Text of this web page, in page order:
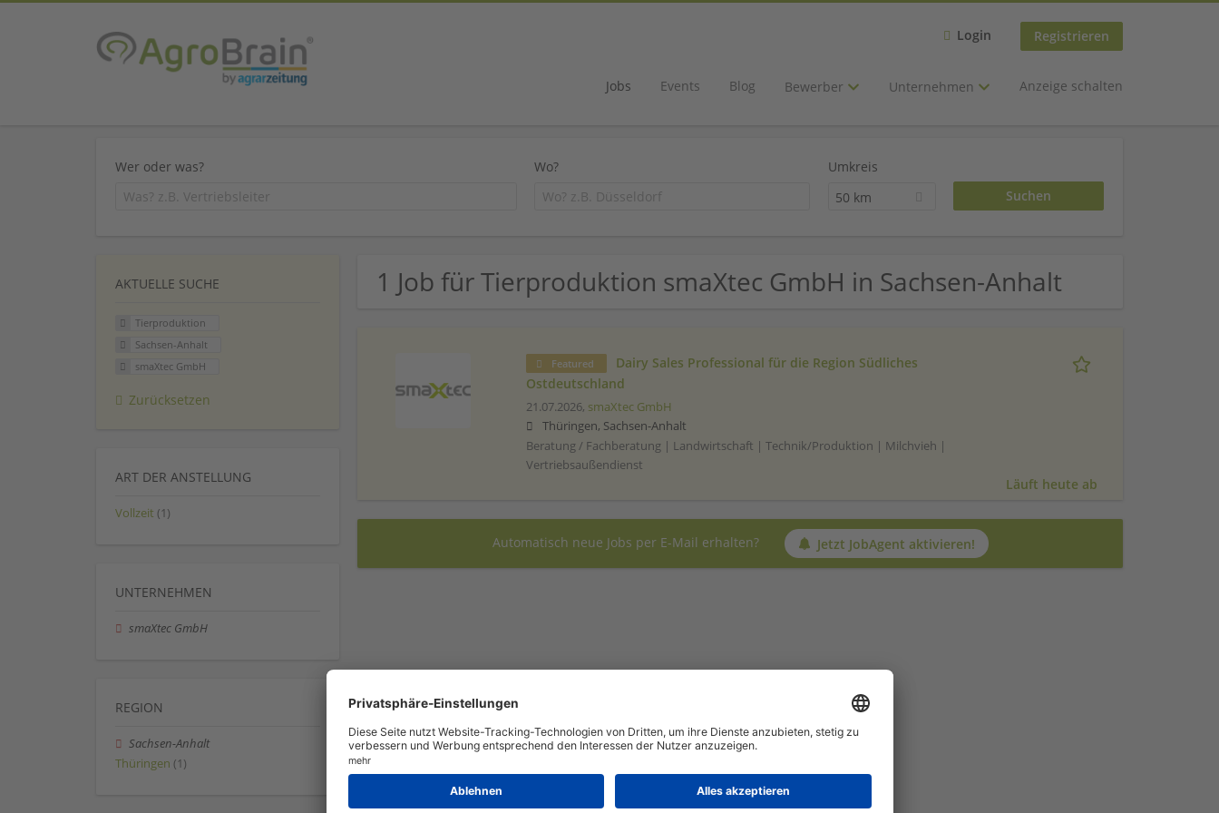
Login Registrieren
Jobs Events Blog Bewerber Unternehmen Anzeige schalten
Wer oder was? Wo?
Umkreis
50 km
1 Job für Tierproduktion smaXtec GmbH in Sachsen-Anhalt
Featured
Dairy Sales Professional für die Region Südliches
Ostdeutschland
21.07.2026, smaXtec GmbH
Thüringen, Sachsen-Anhalt
Beratung / Fachberatung | Landwirtschaft | Technik/Produktion | Milchvieh |
Vertriebsaußendienst
Läuft heute ab
Automatisch neue Jobs per E-Mail erhalten? Jetzt JobAgent aktivieren!
AKTUELLE SUCHE
Tierproduktion
Sachsen-Anhalt
smaXtec GmbH
Zurücksetzen
ART DER ANSTELLUNG
Vollzeit (1)
UNTERNEHMEN
smaXtec GmbH
REGION
Sachsen-Anhalt
Thüringen (1)